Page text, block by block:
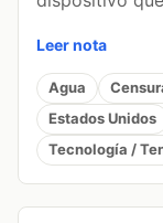
Leer nota
Agua
Estados Unidos
Tecnología /